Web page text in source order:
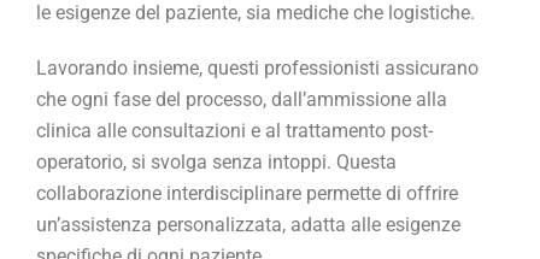
le esigenze del paziente, sia mediche che logistiche.
Lavorando insieme, questi professionisti assicurano
che ogni fase del processo, dall’ammissione alla
clinica alle consultazioni e al trattamento post-
operatorio, si svolga senza intoppi. Questa
collaborazione interdisciplinare permette di offrire
un’assistenza personalizzata, adatta alle esigenze